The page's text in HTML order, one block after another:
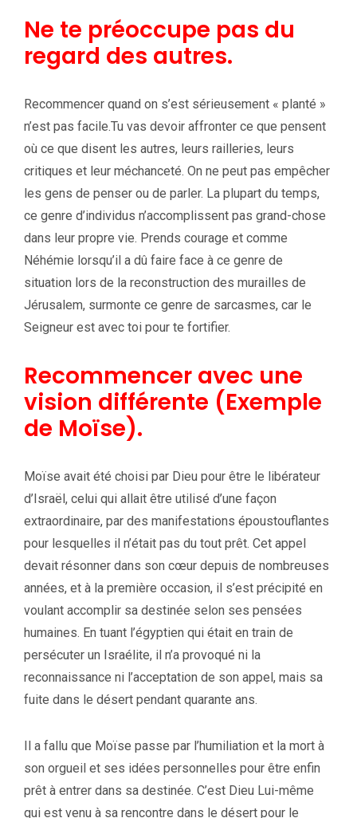
Ne te préoccupe pas du
regard des autres.
Recommencer quand on s’est sérieusement « planté »
n’est pas facile.Tu vas devoir affronter ce que pensent
où ce que disent les autres, leurs railleries, leurs
critiques et leur méchanceté. On ne peut pas empêcher
les gens de penser ou de parler. La plupart du temps,
ce genre d’individus n’accomplissent pas grand-chose
dans leur propre vie. Prends courage et comme
Néhémie lorsqu’il a dû faire face à ce genre de
situation lors de la reconstruction des murailles de
Jérusalem, surmonte ce genre de sarcasmes, car le
Seigneur est avec toi pour te fortifier.
Recommencer avec une
vision différente (Exemple
de Moïse).
Moïse avait été choisi par Dieu pour être le libérateur
d’Israël, celui qui allait être utilisé d’une façon
extraordinaire, par des manifestations époustouflantes
pour lesquelles il n’était pas du tout prêt. Cet appel
devait résonner dans son cœur depuis de nombreuses
années, et à la première occasion, il s’est précipité en
voulant accomplir sa destinée selon ses pensées
humaines. En tuant l’égyptien qui était en train de
persécuter un Israélite, il n’a provoqué ni la
reconnaissance ni l’acceptation de son appel, mais sa
fuite dans le désert pendant quarante ans.
Il a fallu que Moïse passe par l’humiliation et la mort à
son orgueil et ses idées personnelles pour être enfin
prêt à entrer dans sa destinée. C’est Dieu Lui-même
qui est venu à sa rencontre dans le désert pour le